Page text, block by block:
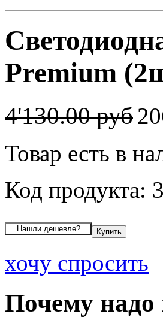
Premium
4'130.00 руб
Товар есть в
Код продукта:
хочу спросить
Почему надо